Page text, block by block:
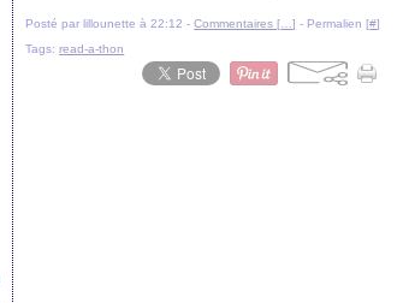
Posté par lillounette à 22:12 -Commentaires [ …] - Permalien [#]
Tags:read-a-thon